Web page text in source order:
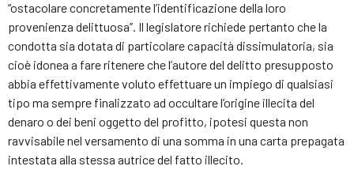
“ostacolare concretamente l’identificazione della loro
provenienza delittuosa”. Il legislatore richiede pertanto che la
condotta sia dotata di particolare capacità dissimulatoria, sia
cioè idonea a fare ritenere che l’autore del delitto presupposto
abbia effettivamente voluto effettuare un impiego di qualsiasi
tipo ma sempre finalizzato ad occultare l’origine illecita del
denaro o dei beni oggetto del profitto, ipotesi questa non
ravvisabile nel versamento di una somma in una carta prepagata
intestata alla stessa autrice del fatto illecito.